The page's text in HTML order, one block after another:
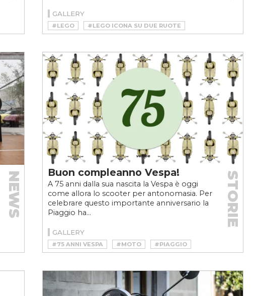
GALLERY
#LEGO
#LEGO ICONA SU DUE RUOTE
#LEGO VESPA
#MOTO
#VELOCEMOTO
NEWS Buon compleanno Vespa!
A 75 anni dalla sua nascita la Vespa è oggi
come allora lo scooter per antonomasia. Per
celebrare questo importante anniversario la
Piaggio ha...
STORIE
GALLERY
#75 ANNI VESPA #MOTO
#PIAGGIO
#SCOOTER
#VELOCEMOTO
#VESPA